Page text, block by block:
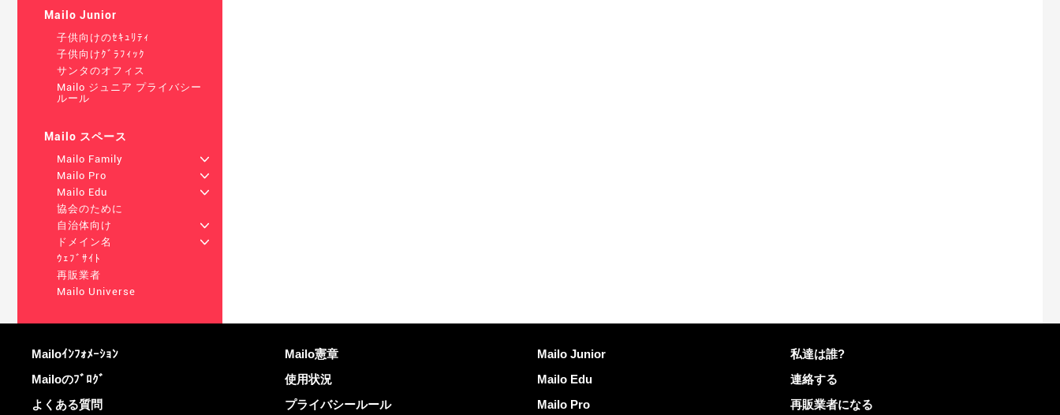
Mailo Junior
子供向けのｾｷｭﾘﾃｨ
子供向けｸﾞﾗﾌｨｯｸ
サンタのオフィス
Mailo ジュニア プライバシー
ルール
Mailo スペース
Mailo Family
+
Mailo Pro
+
Mailo Edu
+
協会のために
自治体向け
+
ドメイン名
+
ｳｪﾌﾞｻｲﾄ
再販業者
Mailo Universe
詳しくは
Mailoｲﾝﾌｫﾒｰｼｮﾝ
Mailoのﾌﾞﾛｸﾞ
よくある質問
役立つリンク
Mailo憲章
使用状況
プライバシールール
Mailoを発見する
Mailo Junior
Mailo Edu
Mailo Pro
Mailoに関する更なる情報
私達は誰?
連絡する
再販業者になる